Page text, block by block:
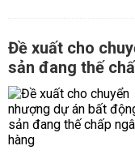
Đề xuất cho
sản đang thế